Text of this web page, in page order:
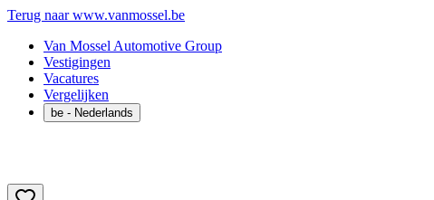
Terug naar www.vanmossel.be
Van Mossel Automotive Group
Vestigingen
Vacatures
Vergelijken
be - Nederlands